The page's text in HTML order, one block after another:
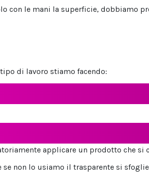
con le mani la superficie, dobbiamo
di lavoro stiamo facendo:
applicare un prodotto che si
non lo usiamo il trasparente si